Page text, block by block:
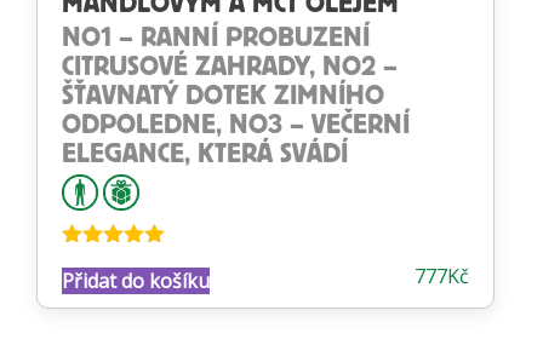
NO1 – RANNÍ PROBUZENÍ
CITRUSOVÉ ZAHRADY, NO2 –
ŠŤAVNATÝ DOTEK ZIMNÍHO
ODPOLEDNE, NO3 – VEČERNÍ
ELEGANCE, KTERÁ SVÁDÍ
5.00z 5 777Kč
Přidat do košíku